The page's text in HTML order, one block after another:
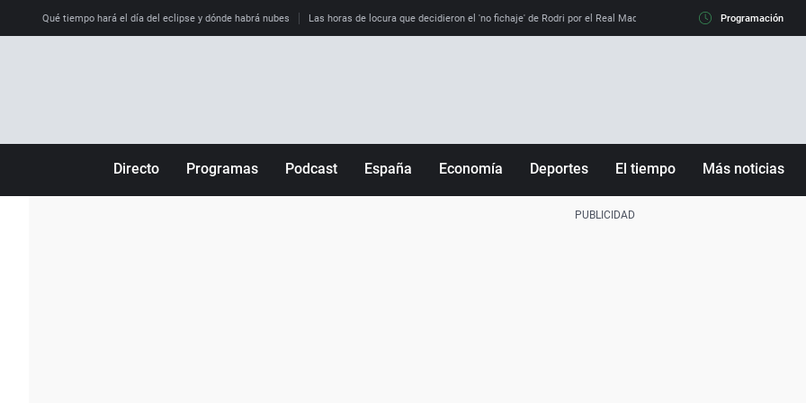
Qué tiempo hará el día del eclipse y dónde habrá nubes Las horas de locura que decidieron el 'no fichaje' de Rodri por el Real Madrid y su 'sí' al Barça La llamada
Programación
Directo Programas Podcast España Economía Deportes El tiempo Más noticias